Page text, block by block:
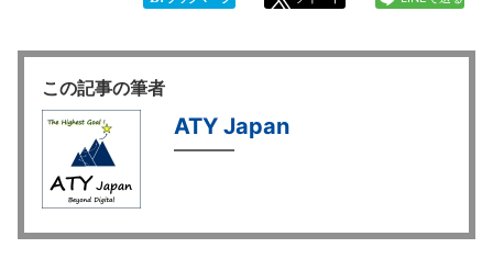
この記事の筆者
ATY Japan